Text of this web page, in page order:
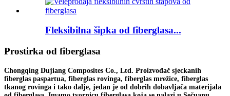
Fleksibilna šipka od fiberglasa...
Prostirka od fiberglasa
Chongqing Dujiang Composites Co., Ltd. Proizvođač sjeckanih
fiberglas paspartua, fiberglas rovinga, fiberglas mrežice, fiberglas
tkanog rovinga i tako dalje, jedan je od dobrih dobavljača materijala